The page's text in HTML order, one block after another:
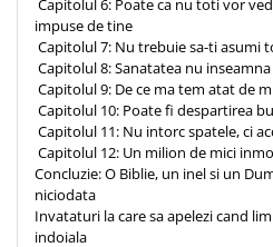
Capitolul 6: Poate ca nu toti vor
impuse de tine
Capitolul 7: Nu trebuie sa-ti asumi
Capitolul 8: Sanatatea nu
Capitolul 9: De ce ma tem atat de
Capitolul 10: Poate fi despartirea
Capitolul 11: Nu intorc spatele, ci
Capitolul 12: Un milion de mici
Concluzie: O Biblie, un inel si un
niciodata
Invataturi la care sa apelezi cand
indoiala